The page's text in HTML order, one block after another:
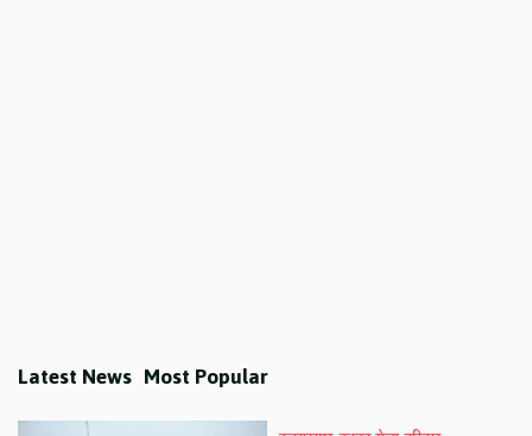
Latest News Most Popular